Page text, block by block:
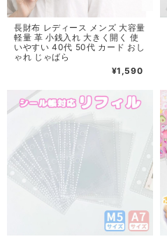
長財布 レディース メンズ 大容量
軽量 革 小銭入れ 大きく開く 使
いやすい 40代 50代 カード おし
ゃれ じゃばら
¥1,590